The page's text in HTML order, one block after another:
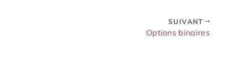
SUIVANT
Options binaires